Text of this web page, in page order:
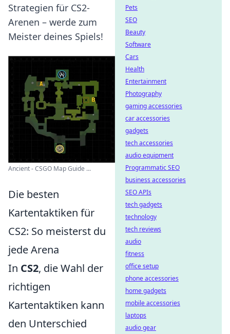
Strategien für CS2-
Arenen – werde zum
Meister deines Spiels!
Ancient - CSGO Map Guide ...
Die besten
Kartentaktiken für
CS2: So meisterst du
jede Arena
In CS2, die Wahl der
richtigen
Kartentaktiken kann
den Unterschied
Pets
SEO
Beauty
Software
Cars
Health
Entertainment
Photography
gaming accessories
car accessories
gadgets
tech accessories
audio equipment
Programmatic SEO
business accessories
SEO APIs
tech gadgets
technology
tech reviews
audio
fitness
office setup
phone accessories
home gadgets
mobile accessories
laptops
audio gear